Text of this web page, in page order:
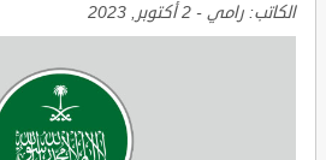
الكاتب: رامي - 2 أكتوبر, 2023